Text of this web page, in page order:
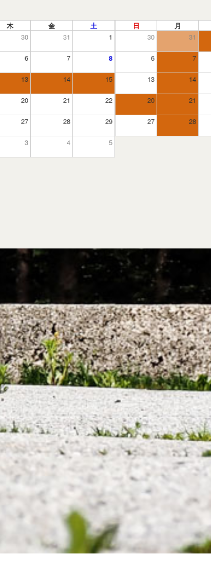
木 金
土
30
31 1
6 7 8
13 14 15
20 21 22
27 28 29
3 4 5
日 月
30
31
6 7
13 14
20 21
27 28